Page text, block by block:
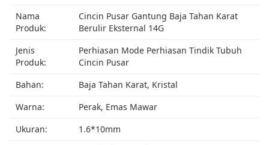
Nama
Produk:
Cincin Pusar Gantung Baja Tahan Karat
Berulir Eksternal 14G
Jenis
Produk:
Perhiasan Mode Perhiasan Tindik Tubuh
Cincin Pusar
Bahan:
Baja Tahan Karat, Kristal
Warna:
Perak, Emas Mawar
Ukuran:
1.6*10mm